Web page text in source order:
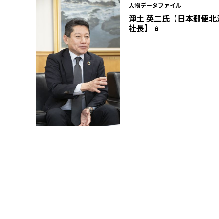
人物データファイル
淨土 英二氏【日本郵便
社長】